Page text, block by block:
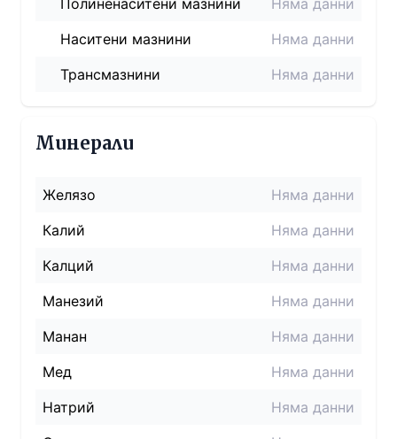
Полиненаситени мазнини
Няма данни
Наситени мазнини
Няма данни
Трансмазнини
Няма данни
Минерали
Желязо
Няма данни
Калий
Няма данни
Калций
Няма данни
Манезий
Няма данни
Манан
Няма данни
Мед
Няма данни
Натрий
Няма данни